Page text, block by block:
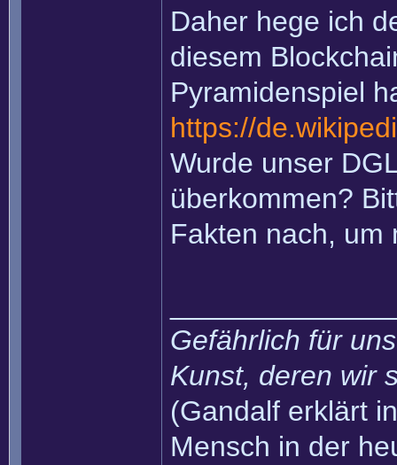
Daher hege ich
diesem
Pyramidenspiel
https://
Wurde unser
überkommen?
Fakten nach, um
Gefährlich für
Kunst, deren wir
(Gandalf erklärt
Mensch in der